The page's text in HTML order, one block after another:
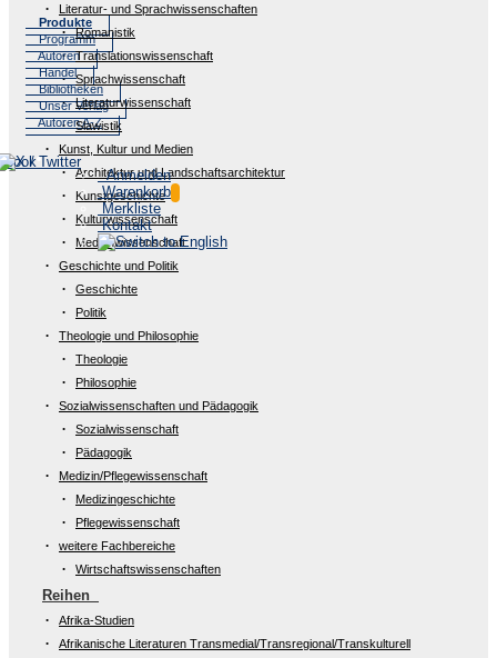
Produkte
Programm
Autoren
Handel
Bibliotheken
Unser Verlag
Autoren A-Z
Anmelden
Warenkorb
Merkliste
Kontakt
Literatur- und Sprachwissenschaften
Romanistik
Translationswissenschaft
Sprachwissenschaft
Literaturwissenschaft
Slawistik
Kunst, Kultur und Medien
Architektur und Landschaftsarchitektur
Kunstgeschichte
Kulturwissenschaft
Medienwissenschaft
Geschichte und Politik
Geschichte
Politik
Theologie und Philosophie
Theologie
Philosophie
Sozialwissenschaften und Pädagogik
Sozialwissenschaft
Pädagogik
Medizin/Pflegewissenschaft
Medizingeschichte
Pflegewissenschaft
weitere Fachbereiche
Wirtschaftswissenschaften
Reihen
Afrika-Studien
Afrikanische Literaturen Transmedial/Transregional/Transkulturell